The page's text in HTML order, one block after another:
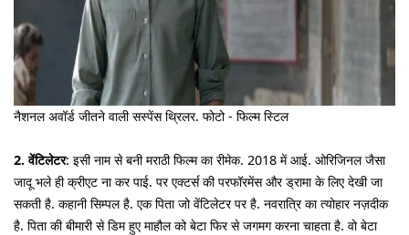
नैशनल अवॉर्ड जीतने वाली सस्पेंस थ्रिलर. फोटो - फिल्म स्टिल
2. वेंटिलेटर: इसी नाम से बनी मराठी फिल्म का रीमेक. 2018 में आई. ओरिजिनल जैसा
जादू भले ही क्रीएट ना कर पाई. पर एक्टर्स की परफॉरमेंस और ड्रामा के लिए देखी जा
सकती है. कहानी सिम्पल है. एक पिता जो वेंटिलेटर पर है. नवरात्रि का त्योहार नज़दीक
है. पिता की बीमारी से डिम हुए माहौल को बेटा फिर से जगमग करना चाहता है. वो बेटा